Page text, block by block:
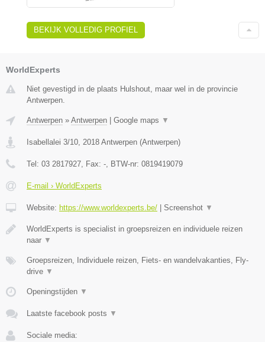
BEKIJK VOLLEDIG PROFIEL
WorldExperts
Niet gevestigd in de plaats Hulshout, maar wel in de provincie
Antwerpen.
Antwerpen » Antwerpen Google maps ▼
Isabellalei 3/10 2018 Antwerpen (Antwerpen)
Tel: 03 2817927 , Fax: - , BTW-nr: 0819419079
E-mail › WorldExperts
Website: https://www.worldexperts.be/ Screenshot ▼
WorldExperts is specialist in groepsreizen en individuele reizen
naar ▼
Groepsreizen, Individuele reizen, Fiets- en wandelvakanties, Fly-
drive ▼
Openingstijden ▼
Laatste facebook posts ▼
Sociale media: